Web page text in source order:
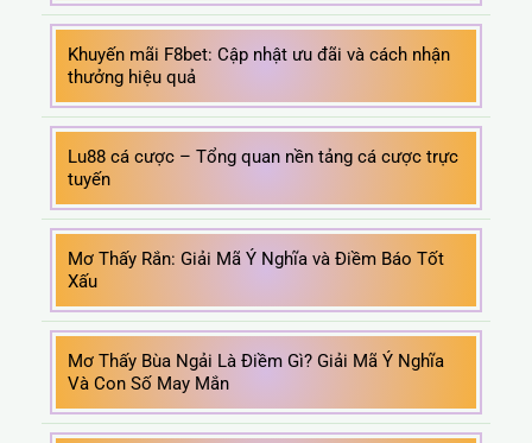
Khuyến mãi F8bet: Cập nhật ưu đãi và cách nhận
thưởng hiệu quả
Lu88 cá cược – Tổng quan nền tảng cá cược trực
tuyến
Mơ Thấy Rắn: Giải Mã Ý Nghĩa và Điềm Báo Tốt
Xấu
Mơ Thấy Bùa Ngải Là Điềm Gì? Giải Mã Ý Nghĩa
Và Con Số May Mắn